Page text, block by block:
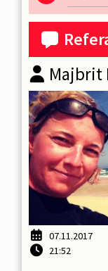
Majbrit
07.11.2017
21:52